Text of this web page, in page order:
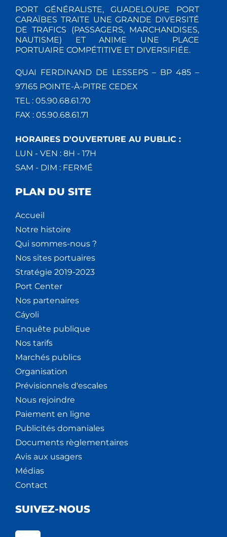
PORT GÉNÉRALISTE, GUADELOUPE PORT
CARAÏBES TRAITE UNE GRANDE DIVERSITÉ
DE TRAFICS (PASSAGERS, MARCHANDISES,
NAUTISME) ET ANIME UNE PLACE
PORTUAIRE COMPÉTITIVE ET DIVERSIFIÉE.
QUAI FERDINAND DE LESSEPS – BP 485 –
97165 POINTE-À-PITRE CEDEX
TEL : 05.90.68.61.70
FAX : 05.90.68.61.71
HORAIRES D'OUVERTURE AU PUBLIC :
LUN - VEN : 8H - 17H
SAM - DIM : FERMÉ
PLAN DU SITE
Accueil
Notre histoire
Qui sommes-nous ?
Nos sites portuaires
Stratégie 2019-2023
Port Center
Nos partenaires
Cáyoli
Enquête publique
Nos tarifs
Marchés publics
Organisation
Prévisionnels d'escales
Nous rejoindre
Paiement en ligne
Publicités domaniales
Documents règlementaires
Avis aux usagers
Médias
Contact
SUIVEZ-NOUS